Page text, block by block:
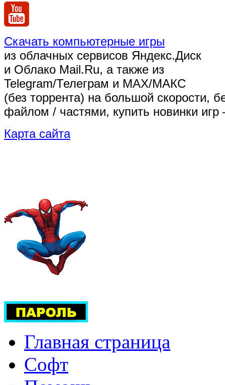
Скачать компьютерные игры
из облачных сервисов Яндекс.Диск
и Облако Mail.Ru, а также из
Telegram/Телеграм и MAX/МАКС
(без торрента) на большой скорости,
файлом / частями, купить новинки
Карта сайта
Главная страница
Софт